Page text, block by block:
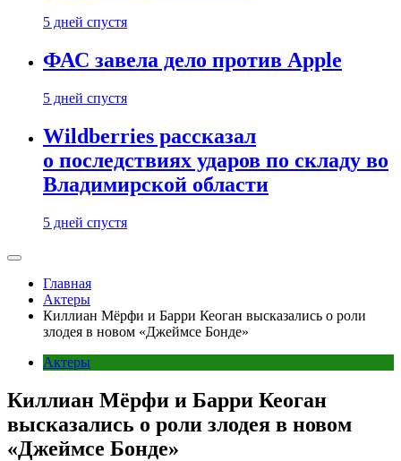
5 дней спустя
ФАС завела дело против Apple
5 дней спустя
Wildberries рассказал
о последствиях ударов по складу во
Владимирской области
5 дней спустя
Главная
Актеры
Киллиан Мёрфи и Барри Кеоган высказались о роли
злодея в новом «Джеймсе Бонде»
Актеры
Киллиан Мёрфи и Барри Кеоган
высказались о роли злодея в новом
«Джеймсе Бонде»